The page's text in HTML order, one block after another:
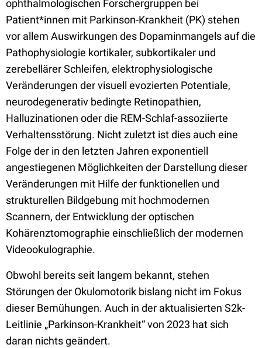
ophthalmologischen Forschergruppen bei
Patient*innen mit Parkinson-Krankheit (PK) stehen
vor allem Auswirkungen des Dopaminmangels auf die
Pathophysiologie kortikaler, subkortikaler und
zerebellärer Schleifen, elektrophysiologische
Veränderungen der visuell evozierten Potentiale,
neurodegenerativ bedingte Retinopathien,
Halluzinationen oder die REM-Schlaf-assoziierte
Verhaltensstörung. Nicht zuletzt ist dies auch eine
Folge der in den letzten Jahren exponentiell
angestiegenen Möglichkeiten der Darstellung dieser
Veränderungen mit Hilfe der funktionellen und
strukturellen Bildgebung mit hochmodernen
Scannern, der Entwicklung der optischen
Kohärenztomographie einschließlich der modernen
Videookulographie.
Obwohl bereits seit langem bekannt, stehen
Störungen der Okulomotorik bislang nicht im Fokus
dieser Bemühungen. Auch in der aktualisierten S2k-
Leitlinie „Parkinson-Krankheit“ von 2023 hat sich
daran nichts geändert.